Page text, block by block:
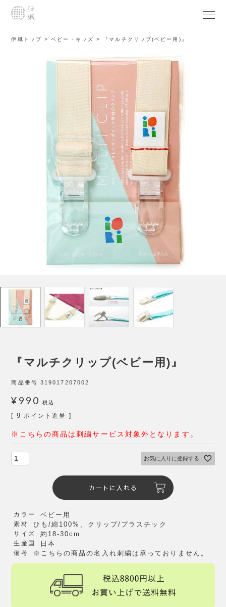
伊織トップ ベビー・キッズ 『マルチクリップ(ベビー用)』
『マルチクリップ(ベビー用)』
商品番号 319017207002
¥ 990 税込
[ 9 ポイント進呈 ]
※こちらの商品は刺繍サービス対象外となります。
お気に入りに登録する
カートに入れる
カラー ベビー用
素材 ひも/綿100%、クリップ/プラスチック
サイズ 約18-30cm
生産国 日本
備考 ※こちらの商品の名入れ刺繍は承っておりません。